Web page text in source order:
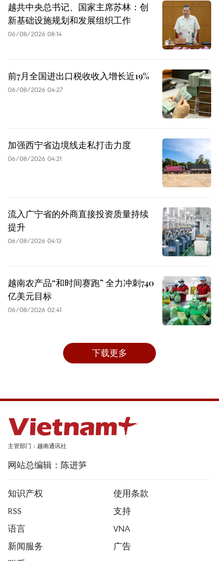
越共中央总书记、国家主席苏林：创
新基础设施规划和发展组织工作
06/08/2026 08:14
前7月全国进出口税收收入增长近19%
06/08/2026 04:27
加强西宁省边境线走私打击力度
06/08/2026 04:21
流入广宁省的外商直接投资质量持续
提升
06/08/2026 04:13
越南农产品“和时间赛跑” 全力冲刺740
亿美元目标
06/08/2026 02:41
下载更多
主管部门：越南通讯社
网站总编辑：陈进笋
知识产权
使用条款
RSS
支持
语言
VNA
新闻服务
广告